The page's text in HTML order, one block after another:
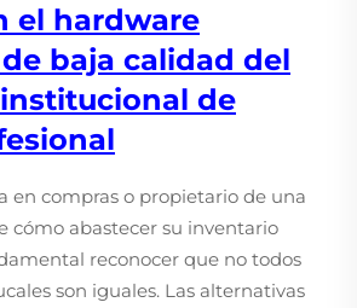
el hardware
baja calidad del
de
en compras o propietario de una
cómo abastecer su inventario
reconocer que no todos
son iguales. Las alternativas